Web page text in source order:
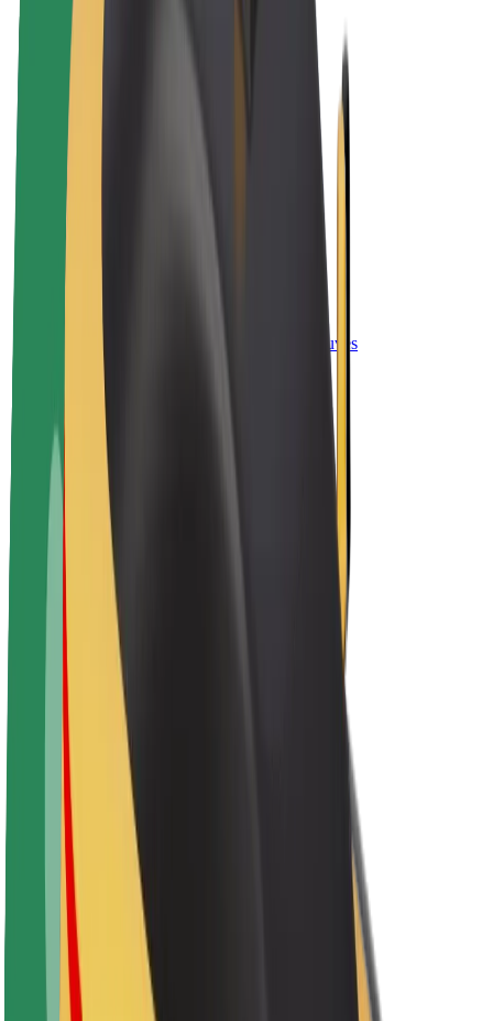
„Bolt for Business“
El. dviračiai
Užsidirbkite su „Bolt“
Kurjeriai
„Bolt Food“ restoranai ir parduotuvės
Automobilių nuomos parkai
Franšizės
Apie mus
Karjera
Apie „Bolt“
„Bolt“ tvarumo politika
Projektas „Zero“
Tinklaraštis
Naujienų centras
Prekių ženklo gairės
Misija
Investuotojams
Vadovybė
Prekės ženklas
Žiniasklaidai
„Urban Fund“
Saugumas